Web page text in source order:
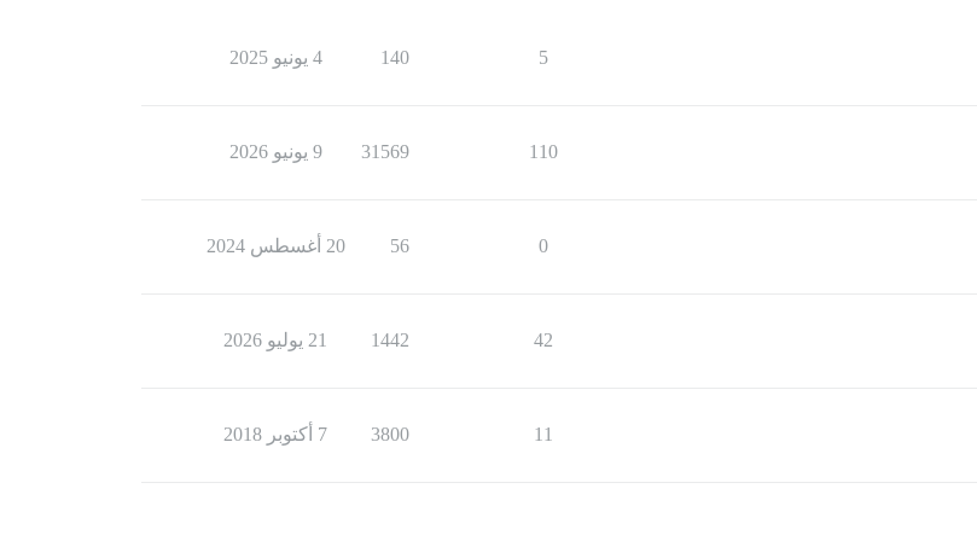
5
140 4 يونيو 2025
110
31569 9 يونيو 2026
0
56 20 أغسطس 2024
42
1442 21 يوليو 2026
11
3800 7 أكتوبر 2018